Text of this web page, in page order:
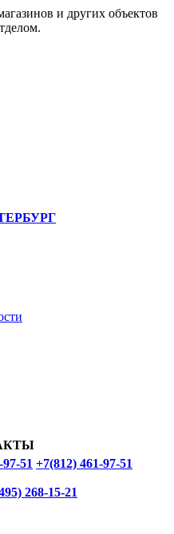
и других объектов
51 +7(812) 461-97-51
268-15-21